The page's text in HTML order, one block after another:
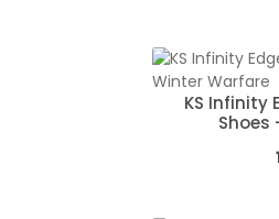
KS Infinity
Shoes